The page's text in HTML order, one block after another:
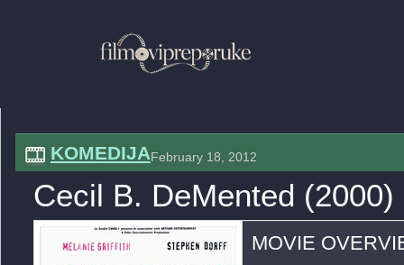
KOMEDIJAFebruary 18, 2012
Cecil B. DeMented (2000)
MOVIE